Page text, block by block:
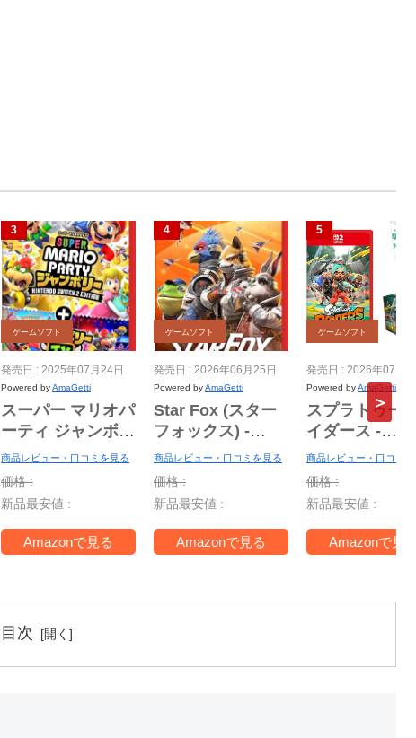
ゲームソフト
発売日 : 2025年07月24日
Powered byAmaGetti
スーパー マリオパ
ーティ ジャンボリ
ー Nintendo
Switch 2 Edition
＋ ジャンボリー
TV -Switch2
商品レビュー・口コミを見る
価格 :
新品最安値 :
Amazonで見る
ゲームソフト
発売日 : 2026年06月25日
Powered byAmaGetti
Star Fox (スター
フォックス) -
Switch2
【Amazon.co.jp
限定】特典 アイテ
ム未定 同梱
商品レビュー・口コミを見る
価格 :
新品最安値 :
Amazonで見る
ゲームソフト
発売日 : 2026年07月
Powered byAmaGetti
スプラトゥー
イダース -
Switch2
【
限定】特典 ア
ルタンブラー
ァスナー付き
ッピングバッ
商品レビュー・口コミ
価格 :
新品最安値 :
Amazonで見
目次